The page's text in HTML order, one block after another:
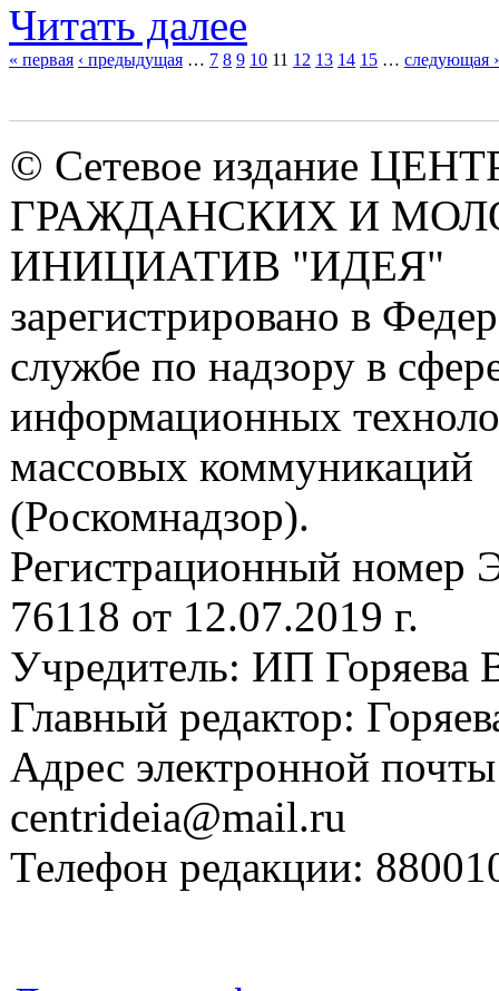
Читать далее
« первая ‹ предыдущая … 7 8 9 10 11 12 13 14 15 … следующая ›
© Сетевое издание
ГРАЖДАНСКИХ И
ИНИЦИАТИВ "ИДЕЯ"
зарегистрировано в
службе по надзору в
информационных
массовых коммуникаций
(Роскомнадзор).
Регистрационный
76118 от 12.07.2019 г.
Учредитель: ИП Горяева
Главный редактор:
Адрес электронной
centrideia@mail.ru
Телефон редакции: